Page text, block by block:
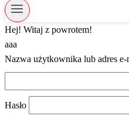
Hej! Witaj z powrotem!
aaa
Nazwa użytkownika lub adres e-
Hasło